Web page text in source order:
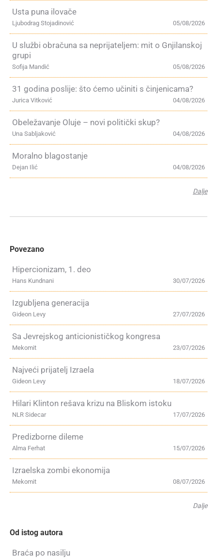
Usta puna ilovače
05/08/2026
Ljubodrag Stojadinović
U službi obračuna sa neprijateljem: mit o Gnjilanskoj
grupi
05/08/2026
Sofija Mandić
31 godina poslije: što ćemo učiniti s činjenicama?
04/08/2026
Jurica Vitković
Obeležavanje Oluje – novi politički skup?
04/08/2026
Una Sabljaković
Moralno blagostanje
04/08/2026
Dejan Ilić
Dalje
Povezano
Hipercionizam, 1. deo
30/07/2026
Hans Kundnani
Izgubljena generacija
27/07/2026
Gideon Levy
Sa Jevrejskog anticionističkog kongresa
23/07/2026
Mekomit
Najveći prijatelj Izraela
18/07/2026
Gideon Levy
Hilari Klinton rešava krizu na Bliskom istoku
17/07/2026
NLR Sidecar
Predizborne dileme
15/07/2026
Alma Ferhat
Izraelska zombi ekonomija
08/07/2026
Mekomit
Dalje
Od istog autora
Braća po nasilju